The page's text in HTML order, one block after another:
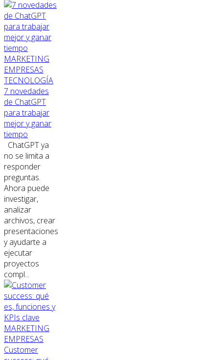
MARKETING
EMPRESAS
TECNOLOGÍA
7 novedades
de ChatGPT
para trabajar
mejor y ganar
tiempo
ChatGPT ya
no se limita a
responder
preguntas.
Ahora puede
investigar,
analizar
archivos, crear
presentaciones
y ayudarte a
ejecutar
proyectos
compl...
MARKETING
EMPRESAS
Customer